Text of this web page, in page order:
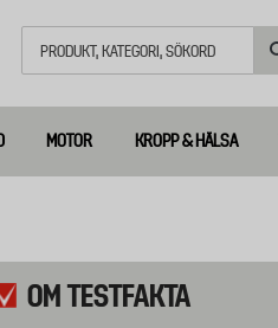
MOTOR KROPP & HÄLSA
OM TESTFAKTA